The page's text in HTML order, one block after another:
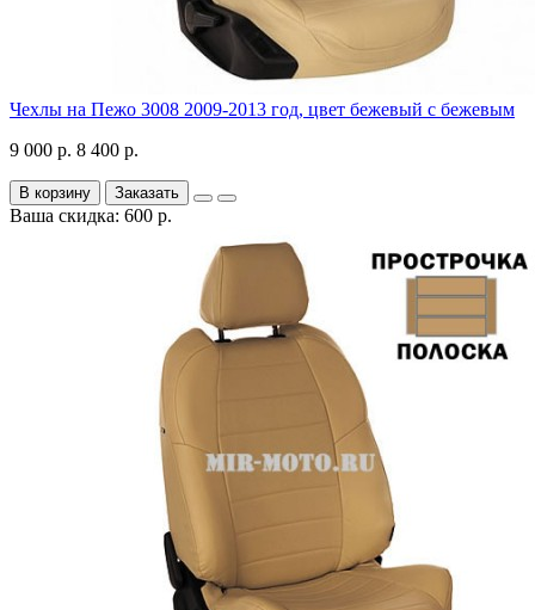
Чехлы на Пежо 3008 2009-2013 год, цвет бежевый с бежевым
9 000 р. 8 400 р.
В корзину Заказать
Ваша скидка: 600 р.